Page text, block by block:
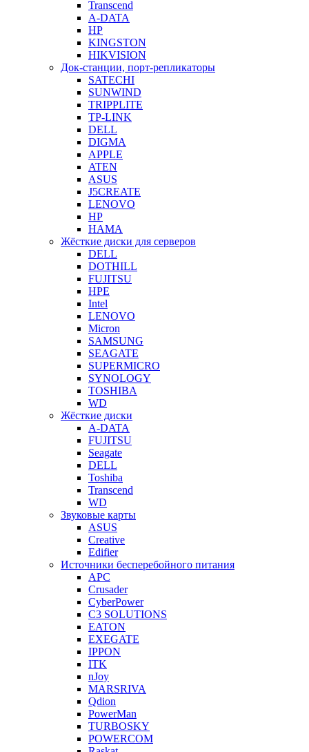
Transcend
A-DATA
HP
KINGSTON
HIKVISION
Док-станции, порт-репликаторы
SATECHI
SUNWIND
TRIPPLITE
TP-LINK
DELL
DIGMA
APPLE
ATEN
ASUS
J5CREATE
LENOVO
HP
HAMA
Жёсткие диски для серверов
DELL
DOTHILL
FUJITSU
HPE
Intel
LENOVO
Micron
SAMSUNG
SEAGATE
SUPERMICRO
SYNOLOGY
TOSHIBA
WD
Жёсткие диски
A-DATA
FUJITSU
Seagate
DELL
Toshiba
Transcend
WD
Звуковые карты
ASUS
Creative
Edifier
Источники бесперебойного питания
APC
Crusader
CyberPower
C3 SOLUTIONS
EATON
EXEGATE
IPPON
ITK
nJoy
MARSRIVA
Qdion
PowerMan
TURBOSKY
POWERCOM